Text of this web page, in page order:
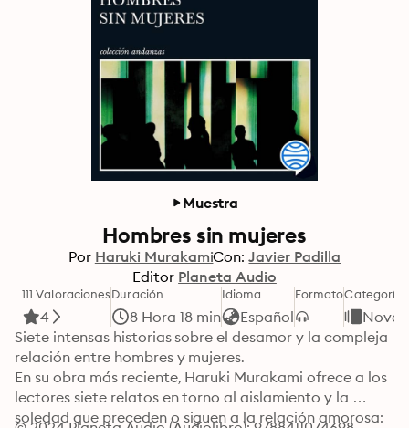
Muestra
Hombres sin mujeres
Por Haruki MurakamiCon: Javier Padilla
Editor Planeta Audio
111 Valoraciones
4
Duración
8 Hora 18 min
Idioma
Español
FormatoCategoría
Siete intensas historias sobre el desamor y la compleja
relación entre hombres y mujeres.
En su obra más reciente, Haruki Murakami ofrece a los
lectores siete relatos en torno al aislamiento y la
soledad que preceden o siguen a la relación amorosa: